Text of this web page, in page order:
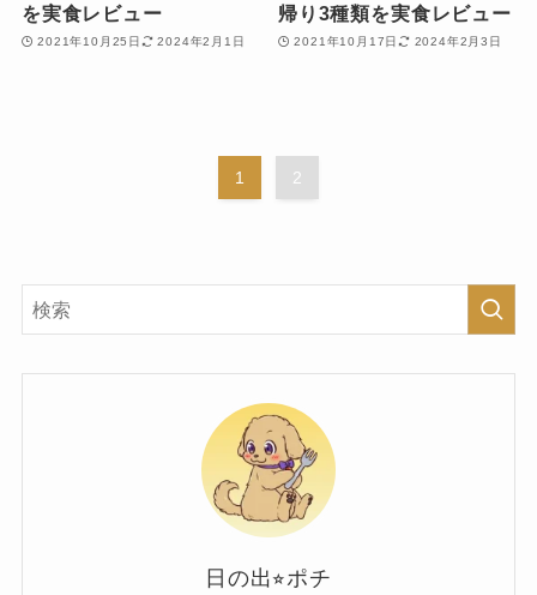
を実食レビュー
2021年10月25日 2024年2月1日
帰り3種類を実食レビュー
2021年10月17日 2024年2月3日
1 2
日の出⭐︎ポチ